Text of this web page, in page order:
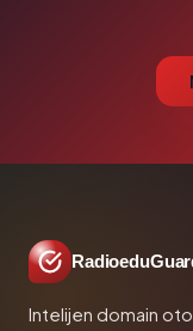
Intelijen domain